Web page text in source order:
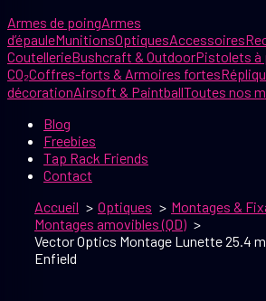
Armes de poingArmes
d’épauleMunitionsOptiquesAccessoires
CoutellerieBushcraft & OutdoorPistolets à
CO₂Coffres-forts & Armoires fortes
décorationAirsoft & PaintballToutes nos
Blog
Freebies
Tap Rack Friends
Contact
Accueil
Optiques
Montages &
Montages amovibles (QD)
Vector Optics Montage Lunette 25.4
Enfield